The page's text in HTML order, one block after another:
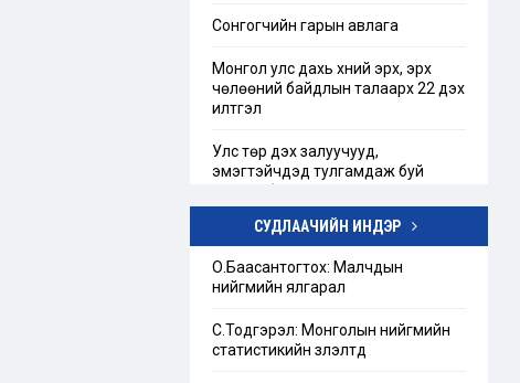
Сонгогчийн гарын авлага
Монгол улс дахь хүний эрх, эрх
чөлөөний байдлын талаарх 22 дэх
илтгэл
Улс төр дэх залуучууд,
эмэгтэйчүүдэд тулгамдаж буй
Төрийн бус байгууллагын тухай
хэрэгцээ, шаардлагын тандан
судалгаа
“Ашгийн бус байгууллага”-ын
талаарх Монгол улсын эрх зүйн
СУДЛААЧИЙН ИНДЭР
О.Баасантогтох: Малчдын
нийгмийн ялгарал
С.Тодгэрэл: Монголын нийгмийн
статистикийн үзүүлэлтүүд